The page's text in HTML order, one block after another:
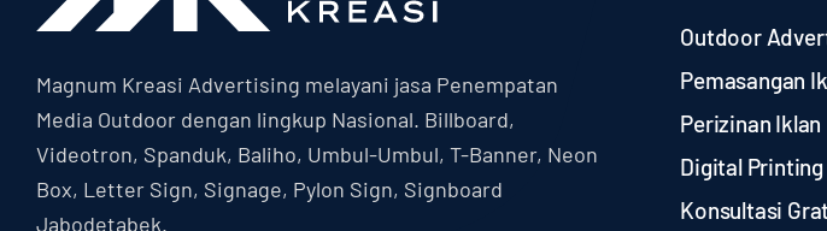
Magnum Kreasi Advertising melayani jasa Penempatan
Media Outdoor dengan lingkup Nasional. Billboard,
Videotron, Spanduk, Baliho, Umbul-Umbul, T-Banner, Neon
Box, Letter Sign, Signage, Pylon Sign, Signboard
Jabodetabek.
Outdoor
Pemasangan
Perizinan Iklan
Digital Printing
Konsultasi